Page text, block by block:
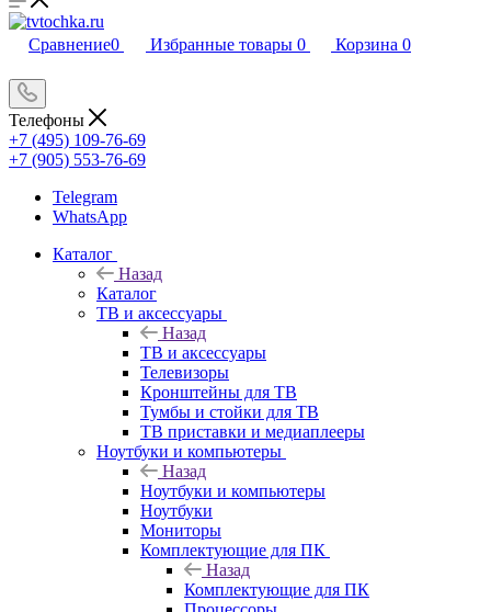
Сравнение0 Избранные товары 0 Корзина 0
Телефоны
+7 (495) 109-76-69
+7 (905) 553-76-69
Telegram
WhatsApp
Каталог
Назад
Каталог
ТВ и аксессуары
Назад
ТВ и аксессуары
Телевизоры
Кронштейны для ТВ
Тумбы и стойки для ТВ
ТВ приставки и медиаплееры
Ноутбуки и компьютеры
Назад
Ноутбуки и компьютеры
Ноутбуки
Мониторы
Комплектующие для ПК
Назад
Комплектующие для ПК